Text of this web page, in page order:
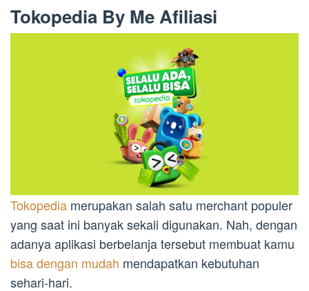
Tokopedia By Me Afiliasi
Tokopedia merupakan salah satu merchant populer
yang saat ini banyak sekali digunakan. Nah, dengan
adanya aplikasi berbelanja tersebut membuat kamu
bisa dengan mudah mendapatkan kebutuhan
sehari-hari.